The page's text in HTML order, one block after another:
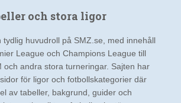
och stora ligor
tydlig huvudroll på SMZ.se, med innehåll
League och Champions League till
och andra stora turneringar. Sajten har
för ligor och fotbollskategorier där
av tabeller, bakgrund, guider och